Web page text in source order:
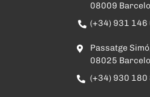
08009
(+34) 931 146
Passatge
08025
(+34) 930 180